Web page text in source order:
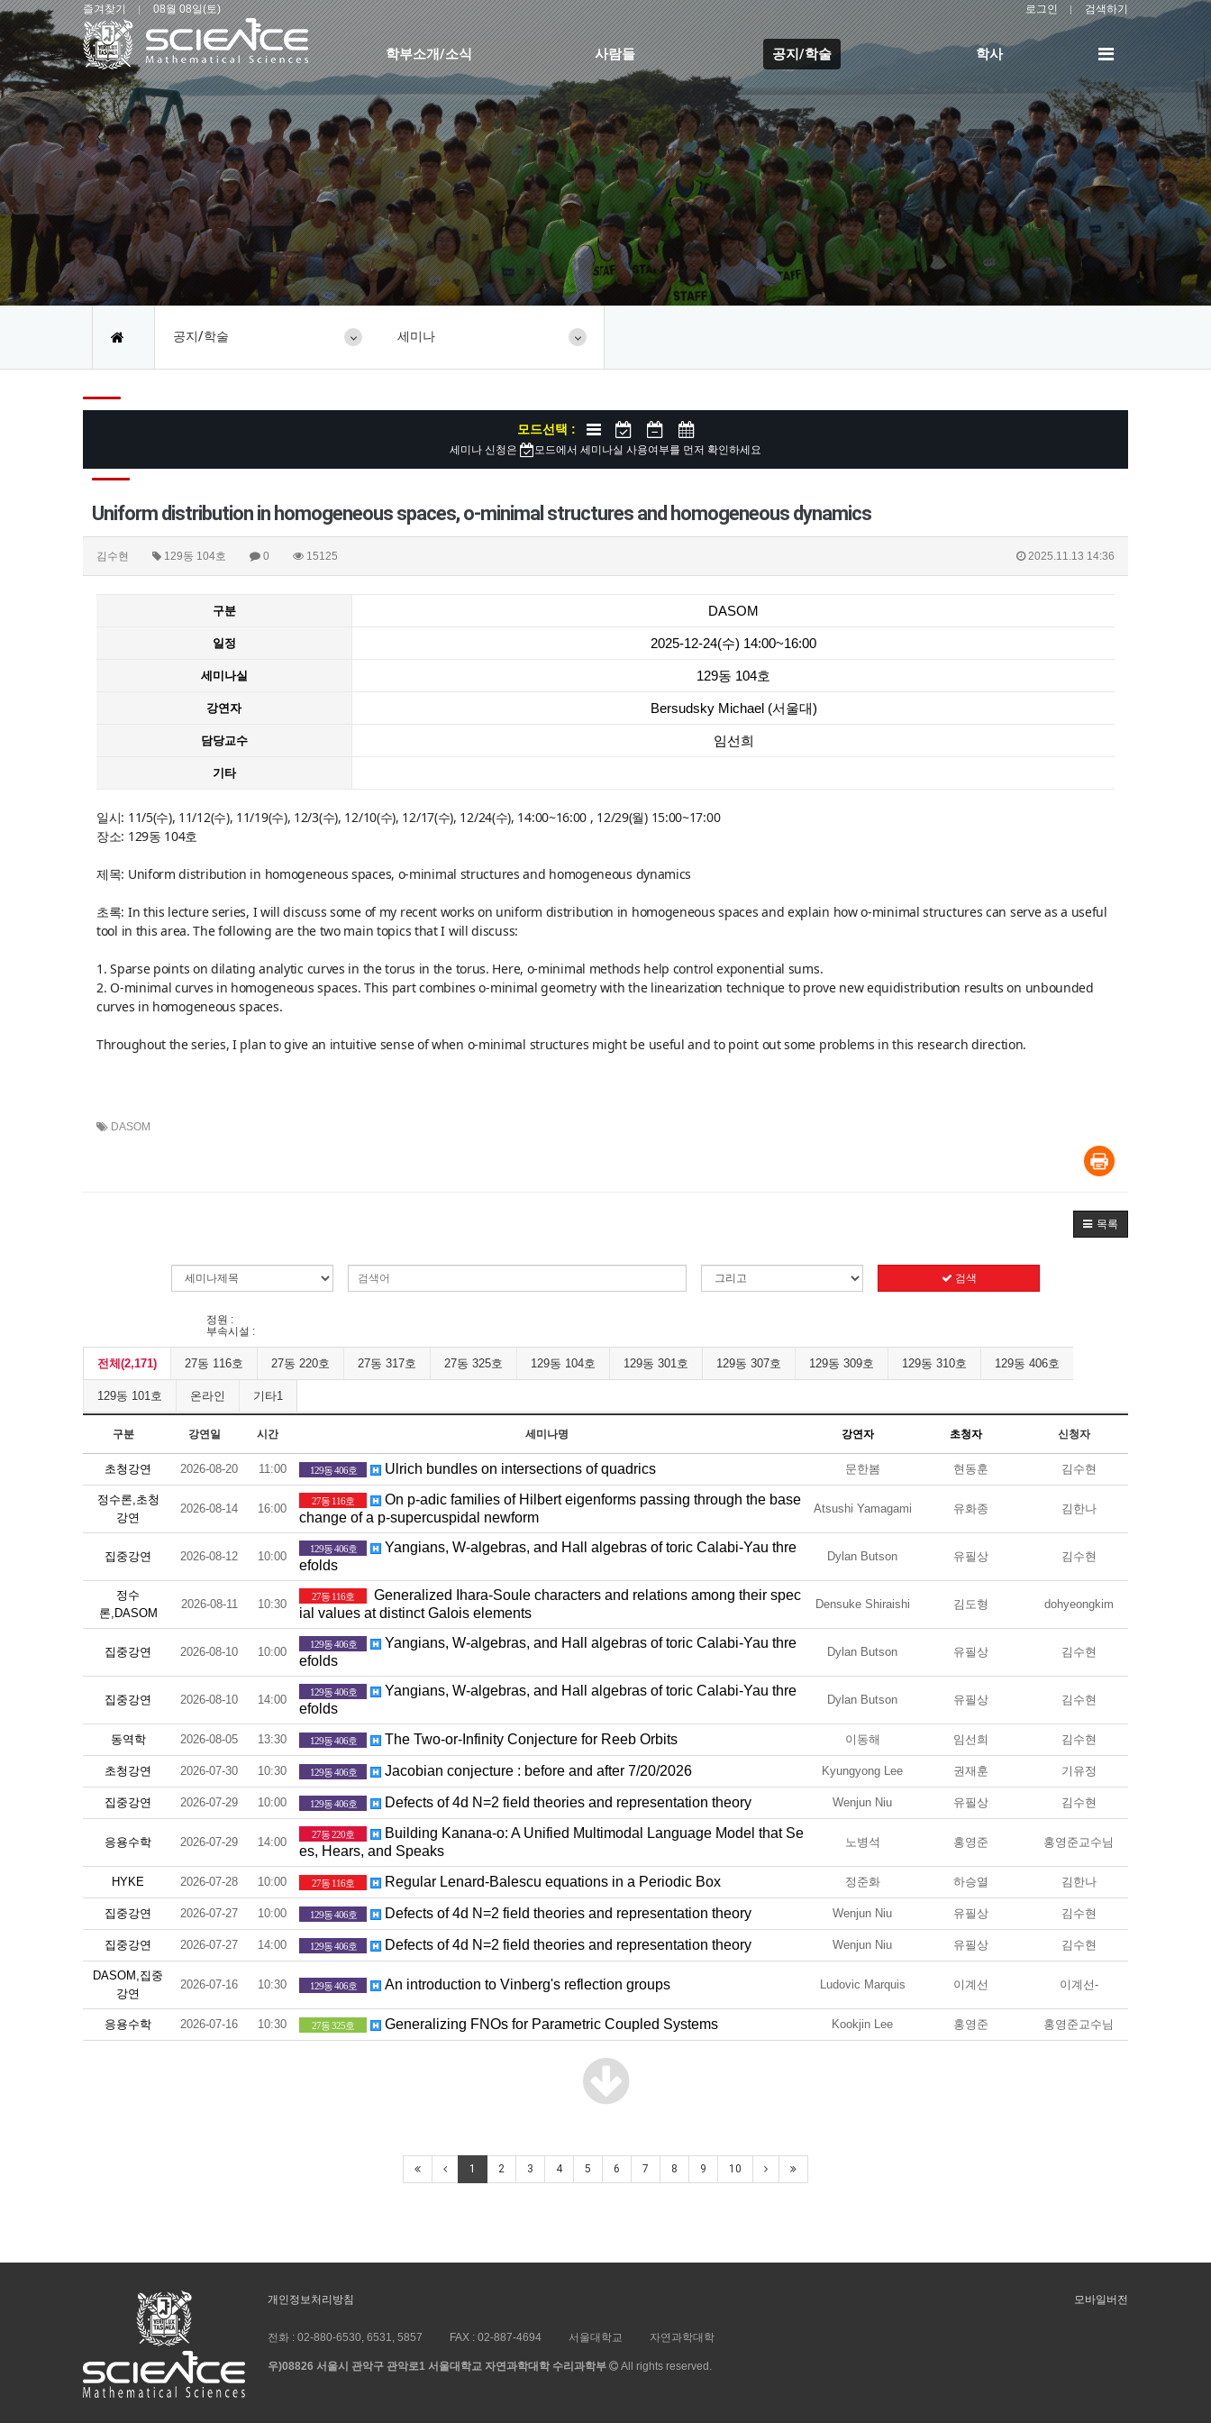
즐겨찾기 08월 08일(토) 로그인 검색하기
학부소개/소식 사람들 공지/학술 학사
전
메
뉴
공지/학술 세미나
모드선택 :
세미나 신청은 모드에서 세미나실 사용여부를 먼저 확인하세요
Uniform distribution in homogeneous spaces, o-minimal structures and homogeneous dynamics
김수현 129동 104호 0 15125 2025.11.13 14:36
구분 DASOM
일정 2025-12-24(수) 14:00~16:00
세미나실 129동 104호
강연자 Bersudsky Michael (서울대)
담당교수 임선희
기타
일시: 11/5(수), 11/12(수), 11/19(수), 12/3(수), 12/10(수), 12/17(수), 12/24(수), 14:00~16:00 , 12/29(월) 15:00~17:00
장소: 129동 104호
제목: Uniform distribution in homogeneous spaces, o-minimal structures and homogeneous dynamics
초록: In this lecture series, I will discuss some of my recent works on uniform distribution in homogeneous spaces and explain how o-minimal structures can serve as a useful
tool in this area. The following are the two main topics that I will discuss:
1. Sparse points on dilating analytic curves in the torus in the torus. Here, o-minimal methods help control exponential sums.
2. O-minimal curves in homogeneous spaces. This part combines o-minimal geometry with the linearization technique to prove new equidistribution results on unbounded
curves in homogeneous spaces.
Throughout the series, I plan to give an intuitive sense of when o-minimal structures might be useful and to point out some problems in this research direction.
DASOM
목록
검색
정원 :
부속시설 :
전체(2,171) 27동 116호 27동 220호 27동 317호 27동 325호 129동 104호 129동 301호 129동 307호 129동 309호 129동 310호 129동 406호
129동 101호 온라인 기타1
구분 강연일 시간 세미나명 강연자 초청자 신청자
초청강연 2026-08-20 11:00 129동 406호 Ulrich bundles on intersections of quadrics 문한봄 현동훈 김수현
정수론,초청
강연
2026-08-14 16:00
27동 116호
On p-adic families of Hilbert eigenforms passing through the base
change of a p-supercuspidal newform
Atsushi Yamagami 유화종 김한나
집중강연 2026-08-12 10:00
129동 406호
Yangians, W-algebras, and Hall algebras of toric Calabi-Yau thre
efolds
Dylan Butson 유필상 김수현
정수
론,DASOM
2026-08-11 10:30
27동 116호
Generalized Ihara-Soule characters and relations among their spec
ial values at distinct Galois elements
Densuke Shiraishi 김도형 dohyeongkim
집중강연 2026-08-10 10:00
129동 406호
Yangians, W-algebras, and Hall algebras of toric Calabi-Yau thre
efolds
Dylan Butson 유필상 김수현
집중강연 2026-08-10 14:00
129동 406호
Yangians, W-algebras, and Hall algebras of toric Calabi-Yau thre
efolds
Dylan Butson 유필상 김수현
동역학 2026-08-05 13:30 129동 406호 The Two-or-Infinity Conjecture for Reeb Orbits 이동해 임선희 김수현
초청강연 2026-07-30 10:30 129동 406호 Jacobian conjecture : before and after 7/20/2026 Kyungyong Lee 권재훈 기유정
집중강연 2026-07-29 10:00 129동 406호 Defects of 4d N=2 field theories and representation theory Wenjun Niu 유필상 김수현
응용수학 2026-07-29 14:00
27동 220호
Building Kanana-o: A Unified Multimodal Language Model that Se
es, Hears, and Speaks
노병석 홍영준 홍영준교수님
HYKE 2026-07-28 10:00 27동 116호 Regular Lenard-Balescu equations in a Periodic Box 정준화 하승열 김한나
집중강연 2026-07-27 10:00 129동 406호 Defects of 4d N=2 field theories and representation theory Wenjun Niu 유필상 김수현
집중강연 2026-07-27 14:00 129동 406호 Defects of 4d N=2 field theories and representation theory Wenjun Niu 유필상 김수현
DASOM,집중
강연
2026-07-16 10:30 129동 406호 An introduction to Vinberg's reflection groups Ludovic Marquis 이계선 이계선-
응용수학 2026-07-16 10:30 27동 325호 Generalizing FNOs for Parametric Coupled Systems Kookjin Lee 홍영준 홍영준교수님
1 2 3 4 5 6 7 8 9 10
개인정보처리방침 모바일버전
전화 :02-880-6530, 6531, 5857 FAX :02-887-4694 서울대학교 자연과학대학
우)08826 서울시 관악구 관악로1 서울대학교 자연과학대학 수리과학부 All rights reserved.